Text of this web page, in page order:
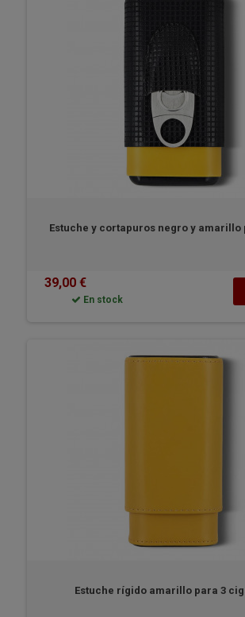
Estuche y cortapuros negro y amarillo
39,00 €
En stock
Estuche rígido amarillo para 3